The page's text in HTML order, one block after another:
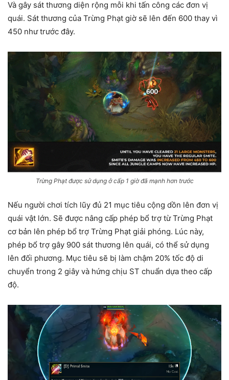
Và gây sát thương diện rộng mỗi khi tấn công các đơn vị
quái. Sát thương của Trừng Phạt giờ sẽ lên đến 600 thay vì
450 như trước đây.
Trừng Phạt được sử dụng ở cấp 1 giờ đã mạnh hơn trước
Nếu người chơi tích lũy đủ 21 mục tiêu cộng dồn lên đơn vị
quái vật lớn. Sẽ được nâng cấp phép bổ trợ từ Trừng Phạt
cơ bản lên phép bổ trợ Trừng Phạt giải phóng. Lúc này,
phép bổ trợ gây 900 sát thương lên quái, có thể sử dụng
lên đối phương. Mục tiêu sẽ bị làm chậm 20% tốc độ di
chuyển trong 2 giây và hứng chịu ST chuẩn dựa theo cấp
độ.